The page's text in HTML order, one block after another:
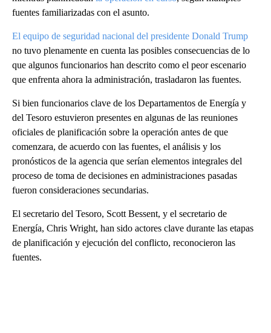
fuentes familiarizadas con el asunto.
El equipo de seguridad nacional del presidente Donald Trump
no tuvo plenamente en cuenta las posibles consecuencias de lo
que algunos funcionarios han descrito como el peor escenario
que enfrenta ahora la administración, trasladaron las fuentes.
Si bien funcionarios clave de los Departamentos de Energía y
del Tesoro estuvieron presentes en algunas de las reuniones
oficiales de planificación sobre la operación antes de que
comenzara, de acuerdo con las fuentes, el análisis y los
pronósticos de la agencia que serían elementos integrales del
proceso de toma de decisiones en administraciones pasadas
fueron consideraciones secundarias.
El secretario del Tesoro, Scott Bessent, y el secretario de
Energía, Chris Wright, han sido actores clave durante las etapas
de planificación y ejecución del conflicto, reconocieron las
fuentes.